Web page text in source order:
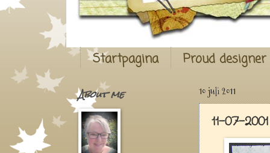
Startpagina Proud
10 juli 2011
11-07-
About me